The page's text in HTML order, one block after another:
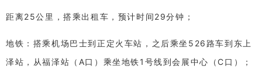
距离25公里，搭乘出租车，预计时间29分钟；
地铁：搭乘机场巴士到正定火车站，之后乘坐526路车到东上
泽站，从福泽站（A口）乘坐地铁1号线到会展中心（C口）；